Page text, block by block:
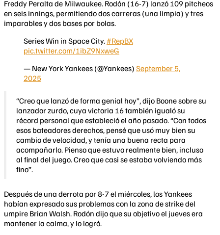
Freddy Peralta de Milwaukee. Rodón (16-7) lanzó 109 pitcheos
en seis innings, permitiendo dos carreras (una limpia) y tres
imparables y dos bases por bolas.
Series Win in Space City. #RepBX
pic.twitter.com/1ibZ9NxweG
— New York Yankees (@Yankees) September 5,
2025
“Creo que lanzó de forma genial hoy”, dijo Boone sobre su
lanzador zurdo, cuya victoria 16 también igualó su
récord personal que estableció el año pasado. “Con todos
esos bateadores derechos, pensé que usó muy bien su
cambio de velocidad, y tenía una buena recta para
acompañarlo. Pienso que estuvo realmente bien, incluso
al final del juego. Creo que casi se estaba volviendo más
fino”.
Después de una derrota por 8-7 el miércoles, los Yankees
habían expresado sus problemas con la zona de strike del
umpire Brian Walsh. Rodón dijo que su objetivo el jueves era
mantener la calma, y lo logró.